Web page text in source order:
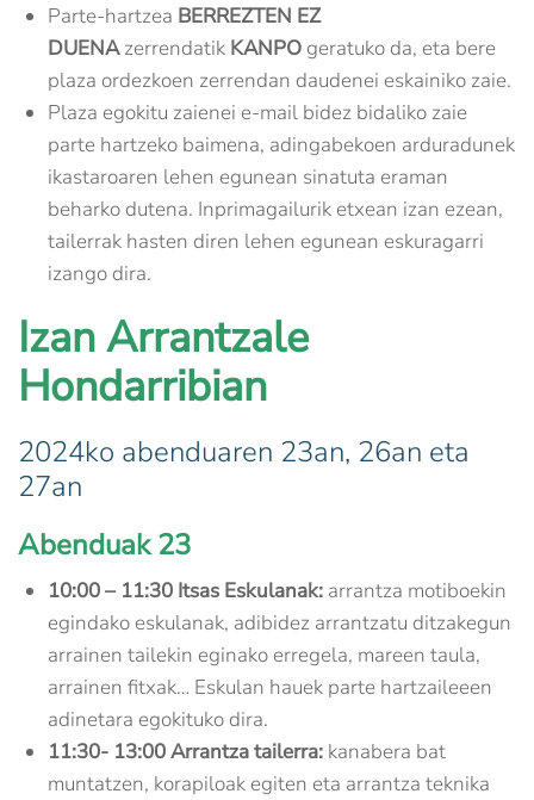
Parte-hartzea BERREZTEN EZ
DUENAzerrendatik KANPO geratuko da, eta bere
plaza ordezkoen zerrendan daudenei eskainiko zaie.
Plaza egokitu zaienei e-mail bidez bidaliko zaie
parte hartzeko baimena, adingabekoen arduradunek
ikastaroaren lehen egunean sinatuta eraman
beharko dutena. Inprimagailurik etxean izan ezean,
tailerrak hasten diren lehen egunean eskuragarri
izango dira.
Izan Arrantzale
Hondarribian
2024ko abenduaren 23an, 26an eta
27an
Abenduak 23
10:00 – 11:30 Itsas Eskulanak: arrantza motiboekin
egindako eskulanak, adibidez arrantzatu ditzakegun
arrainen tailekin eginako erregela, mareen taula,
arrainen fitxak… Eskulan hauek parte hartzaileeen
adinetara egokituko dira.
11:30- 13:00 Arrantza tailerra: kanabera bat
muntatzen, korapiloak egiten eta arrantza teknika